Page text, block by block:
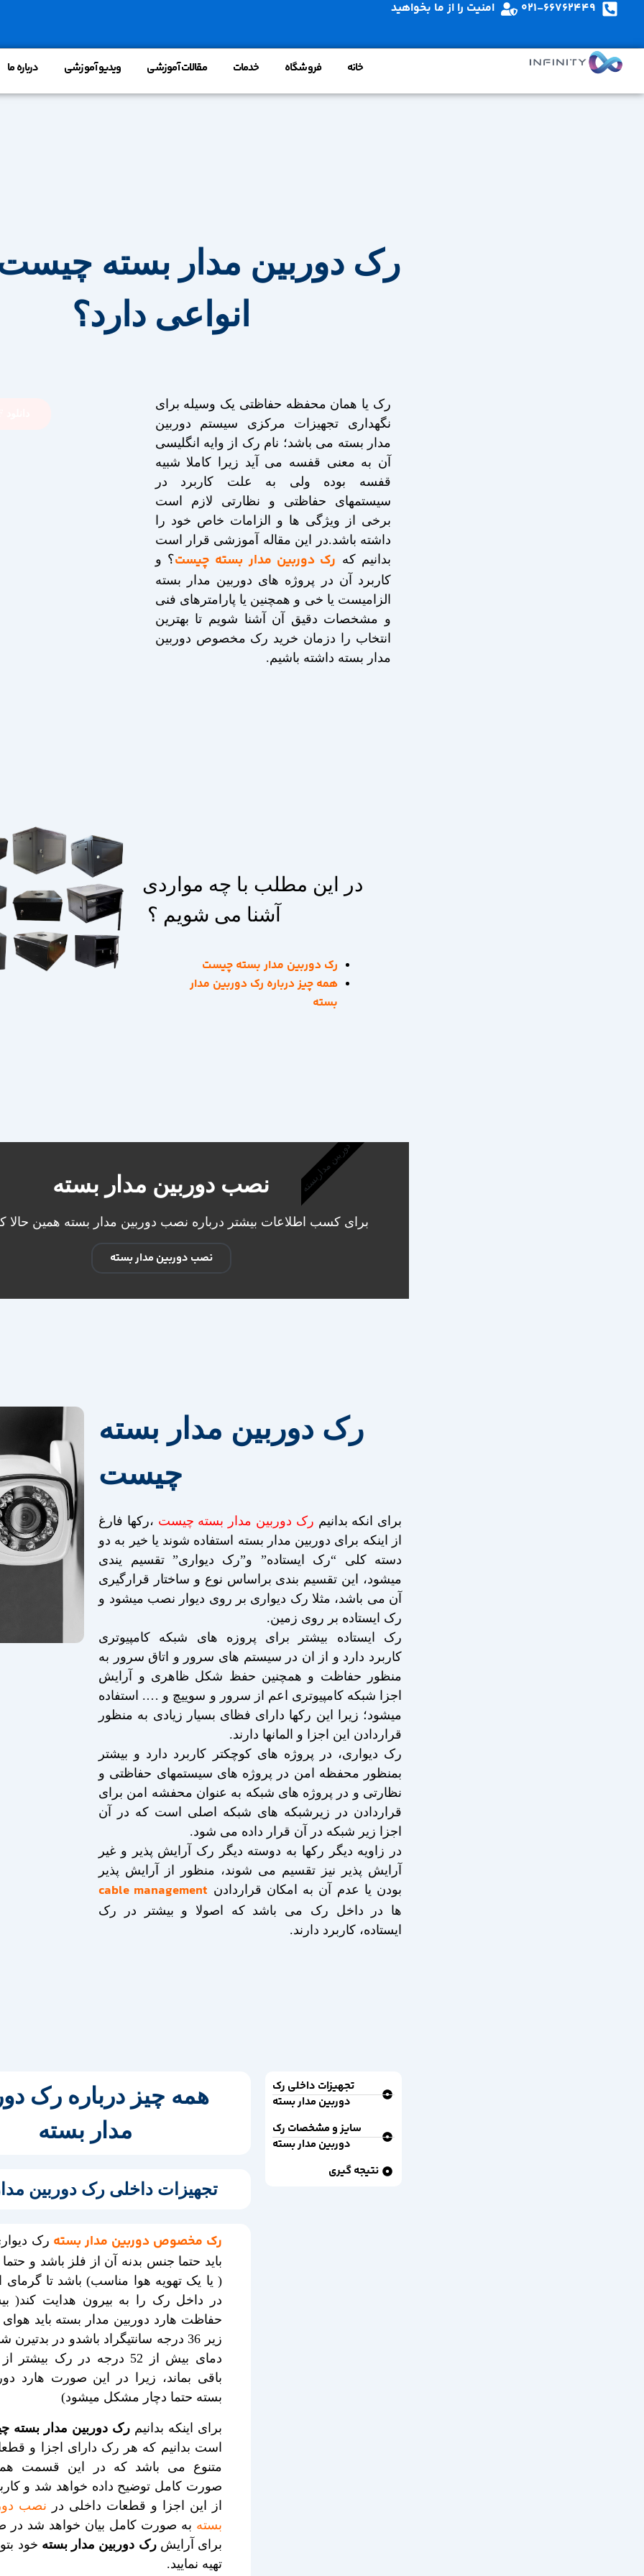
021-66762449 امنیت را از ما بخواهید
خانه فروشگاه خدمات مقالات آموزشی ویدیو آموزشی درباره ما
رک دوربین مدار بسته
انواعی دارد؟
رک یا همان محفظه حفاظتی یک وسیله برای
نگهداری تجهیزات مرکزی سیستم دوربین
مدار بسته می باشد؛ نام رک از وايه انگلیسی
آن به معنی قفسه می آید زیرا کاملا شبیه
قفسه بوده ولی به علت کاربرد در
سیستمهای حفاظتی و نظارتی لازم است
برخی از ویژگی ها و الزامات خاص خود را
داشته باشد.در این مقاله آموزشی قرار است
بدانیم که رک دوربین مدار بسته چیست؟ و
کاربرد آن در پروژه های دوربین مدار بسته
الزامیست یا خی و همچنین یا پارامترهای فنی
و مشخصات دقیق آن آشنا شویم تا بهترین
انتخاب را دزمان خرید رک مخصوص دوربین
مدار بسته داشته باشیم.
در این مطلب با چه مواردی
آشنا می شویم ؟
رک دوربین مدار بسته چیست
همه چیز درباره رک دوربین مدار
بسته
نصب دوربین مدار بسته
برای کسب اطلاعات بیشتر درباره نصب دوربین مدار بسته همین حالا
نصب دوربین مدار بسته
دوربین مداربسته
رک دوربین مدار بسته
چیست
برای انکه بدانیم رک دوربین مدار بسته چیست ،رکها فارغ
از اینکه برای دوربین مدار بسته استفاده شوند یا خیر به دو
دسته کلی “رک ایستاده” و”رک دیواری” تقسیم یندی
میشود، این تقسیم بندی براساس نوع و ساختار قرارگیری
آن می باشد، مثلا رک دیواری بر روی دیوار نصب میشود و
رک ایستاده بر روی زمین.
رک ایستاده بیشتر برای پروزه های شبکه کامپیوتری
کاربرد دارد و از ان در سیستم های سرور و اتاق سرور به
منظور حفاظت و همچنین حفظ شکل ظاهری و آرایش
اجزا شبکه کامپیوتری اعم از سرور و سوییچ و …. استفاده
میشود؛ زیرا این رکها دارای فظای بسیار زیادی به منظور
قراردادن این اجزا و المانها دارند.
رک دیواری، در پروژه های کوچکتر کاربرد دارد و بیشتر
بمنظور محفظه امن در پروژه های سیستمهای حفاظتی و
نظارتی و در پروژه های شبکه به عنوان محفشه امن برای
قراردادن در زیرشبکه های شبکه اصلی است که در آن
اجزا زیر شبکه در آن قرار داده می شود.
در زاویه دیگر رکها به دوسته دیگر رک آرایش پذیر و غیر
آرایش پذیر نیز تقسیم می شوند، منظور از آرایش پذیر
بودن یا عدم آن به امکان قراردادن cable management
ها در داخل رک می باشد که اصولا و بیشتر در رک
ایستاده، کاربرد دارند.
تجهیزات داخلی رک
دوربین مدار بسته
سایز و مشخصات رک
دوربین مدار بسته
نتیجه گیری
همه چیز درباره رک
مدار بسته
تجهیزات داخلی رک دوربین
رک مخصوص دوربین مدار بسته رک
باید حتما جنس بدنه آن از فلز باشد و
( یا یک تهویه هوا مناسب) باشد تا گرمای
در داخل رک را به بیرون هدایت کند(
حفاظت هارد دوربین مدار بسته باید
زیر 36 درجه سانتیگراد باشدو در بدتیرن
باقی بماند، زیرا در این صورت هارد
بسته حتما دچار مشکل میشود)
برای اینکه بدانیمرک دوربین مدار بسته
است بدانیم که هر رک دارای اجزا و
متنوع می باشد که در این قسمت
صورت کامل توضیح داده خواهد شد و
از این اجزا و قطعات داخلی در نصب
بسته به صورت کامل بیان خواهد شد در
برای آرایشرک دوربین مدار بسته خود
تهیه نمایید.